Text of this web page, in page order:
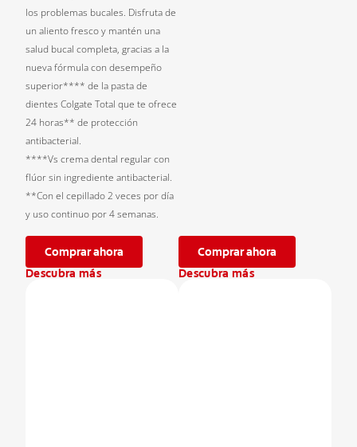
los problemas bucales. Disfruta de
un aliento fresco y mantén una
salud bucal completa, gracias a la
nueva fórmula con desempeño
superior**** de la pasta de
dientes Colgate Total que te ofrece
24 horas** de protección
antibacterial.
****Vs crema dental regular con
flúor sin ingrediente antibacterial.
**Con el cepillado 2 veces por día
y uso continuo por 4 semanas.
Comprar ahora
Descubra más
Comprar ahora
Descubra más